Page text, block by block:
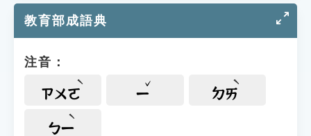
教育部成語典
注音：
ㄗㄨㄛ ㄧ ㄉㄞ
ㄅㄧ